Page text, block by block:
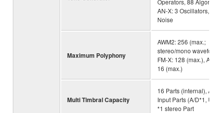
AN-X: 3 Oscillators, 1
Noise
Maximum Polyphony
AWM2: 256 (max.;
stereo/mono
FM-X: 128 (max.), AN-
16 (max.)
Multi Timbral Capacity
16 Parts (internal),
Input Parts (A/D*1,
*1 stereo Part